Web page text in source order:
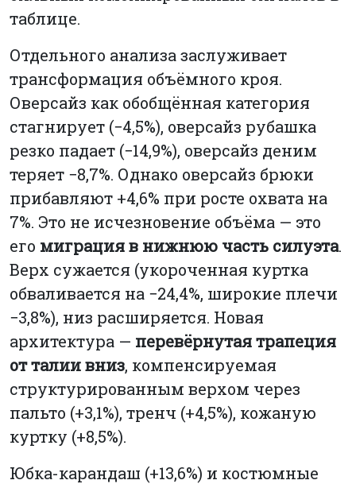
таблице.
Отдельного анализа заслуживает
трансформация объёмного кроя.
Оверсайз как обобщённая категория
стагнирует (−4,5%), оверсайз рубашка
резко падает (−14,9%), оверсайз деним
теряет −8,7%. Однако оверсайз брюки
прибавляют +4,6% при росте охвата на
7%. Это не исчезновение объёма — это
его миграция в нижнюю часть силуэта.
Верх сужается (укороченная куртка
обваливается на −24,4%, широкие плечи
−3,8%), низ расширяется. Новая
архитектура — перевёрнутая трапеция
от талии вниз, компенсируемая
структурированным верхом через
пальто (+3,1%), тренч (+4,5%), кожаную
куртку (+8,5%).
Юбка-карандаш (+13,6%) и костюмные